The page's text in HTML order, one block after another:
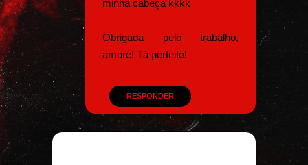
minha cabeça kkkk
Obrigada pelo trabalho,
amore! Tá perfeito!
RESPONDER